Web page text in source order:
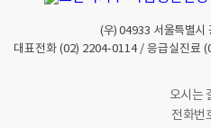
(우)04933 서울특별시
대표전화 (02) 2204-0114/ 응급실진료
오시는
전화번